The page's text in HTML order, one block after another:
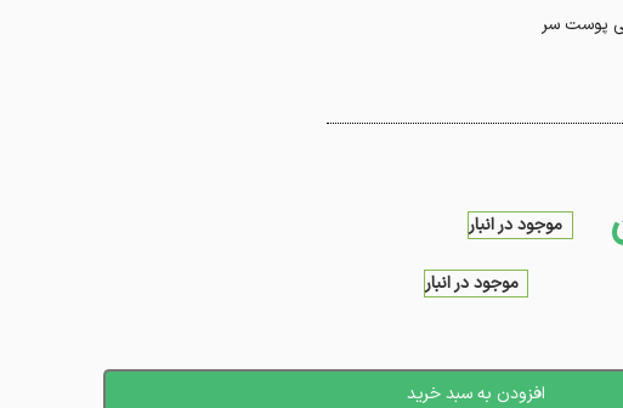
پوست سر
موجود در انبار
موجود در انبار
افزودن به سبد خرید